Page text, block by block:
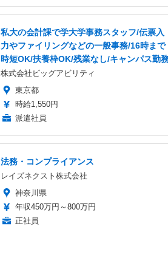
私大の会計課で学大学事務スタッフ/伝票入
力やファイリングなどの一般事務/16時まで
時短OK/扶養枠OK/残業なし/キャンパス勤
株式会社ビッグアビリティ
東京都
時給1,550円
派遣社員
法務・コンプライアンス
レイズネクスト株式会社
神奈川県
年収450万円～800万円
正社員